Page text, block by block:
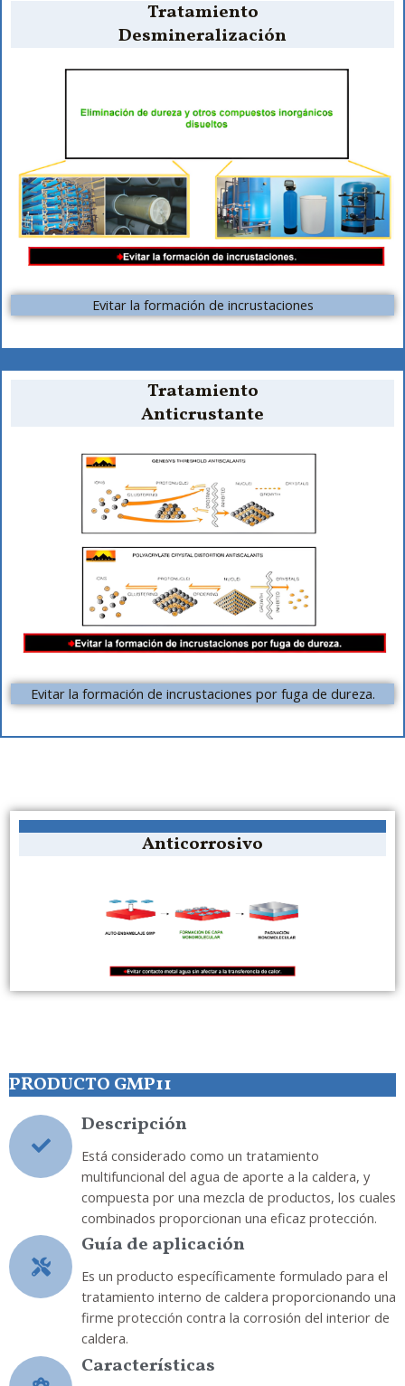
Tratamiento
Desmineralización
Evitar la formación de incrustaciones
Tratamiento
Anticrustante
Evitar la formación de incrustaciones por fuga de dureza.
Anticorrosivo
PRODUCTO GMP11
Descripción
Está considerado como un tratamiento
multifuncional del agua de aporte a la caldera, y
compuesta por una mezcla de productos, los cuales
combinados proporcionan una eficaz protección.
Guía de aplicación
Es un producto específicamente formulado para el
tratamiento interno de caldera proporcionando una
firme protección contra la corrosión del interior de
caldera.
Características